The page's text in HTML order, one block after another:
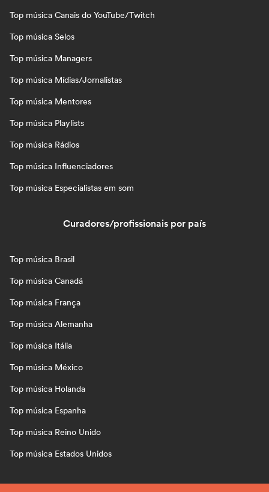
Top música Canais do YouTube/Twitch
Top música Selos
Top música Managers
Top música Mídias/Jornalistas
Top música Mentores
Top música Playlists
Top música Rádios
Top música Influenciadores
Top música Especialistas em som
Curadores/profissionais por país
Top música Brasil
Top música Canadá
Top música França
Top música Alemanha
Top música Itália
Top música México
Top música Holanda
Top música Espanha
Top música Reino Unido
Top música Estados Unidos